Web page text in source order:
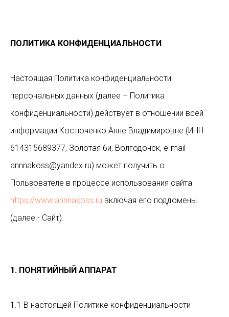
ПОЛИТИКА КОНФИДЕНЦИАЛЬНОСТИ
Настоящая Политика конфиденциальности
персональных данных (далее – Политика
конфиденциальности) действует в отношении всей
информации Костюченко Анне Владимировне (ИНН
614315689377, Золотая 6и, Волгодонск, e-mail
annnakoss@yandex.ru) может получить о
Пользователе в процессе использования сайта
https://www.annnakoss.ru включая его поддомены
(далее - Сайт).
1. ПОНЯТИЙНЫЙ АППАРАТ
1.1 В настоящей Политике конфиденциальности